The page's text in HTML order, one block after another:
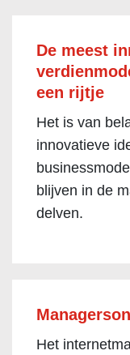
De meest
een rijtje
Het is van
innovatieve
blijven in de
delven.
Het